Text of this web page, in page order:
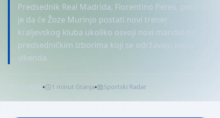
Predsednik Real Madrida, Florentino Peres, potvrdio
je da će Žoze Murinjo postati novi trener
kraljevskog kluba ukoliko osvoji novi mandat na
predsedničkim izborima koji se održavaju ovog
vikenda.
1 minut čitanja Sportski Radar